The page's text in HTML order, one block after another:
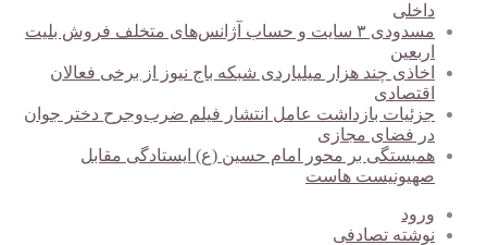
داخلی
مسدودی ۳ سایت و حساب آژانس‌های متخلف فروش بلیت
اربعین
اخاذی چند هزار میلیاردی شبکه باج نیوز از برخی فعالان
اقتصادی
جزئیات بازداشت عامل انتشار فیلم ضرب‌وجرح دختر جوان
در فضای مجازی
همبستگی بر محور امام حسین (ع) ایستادگی مقابل
صهیونیست هاست
ورود
نوشته تصادفی